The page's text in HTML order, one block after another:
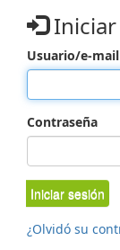
Iniciar
Usuario/e-mail
Contraseña
Iniciar sesión
¿Olvidó su